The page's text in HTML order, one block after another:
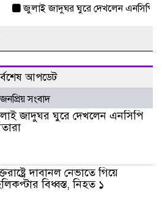
জুলাই জাদুঘর ঘুরে দেখলেন এনসিপি
আপডেট
জনপ্রিয় সংবাদ
জাদুঘর ঘুরে দেখলেন এনসিপি
দাবানল নেভাতে গিয়ে
বিধ্বস্ত, নিহত ১